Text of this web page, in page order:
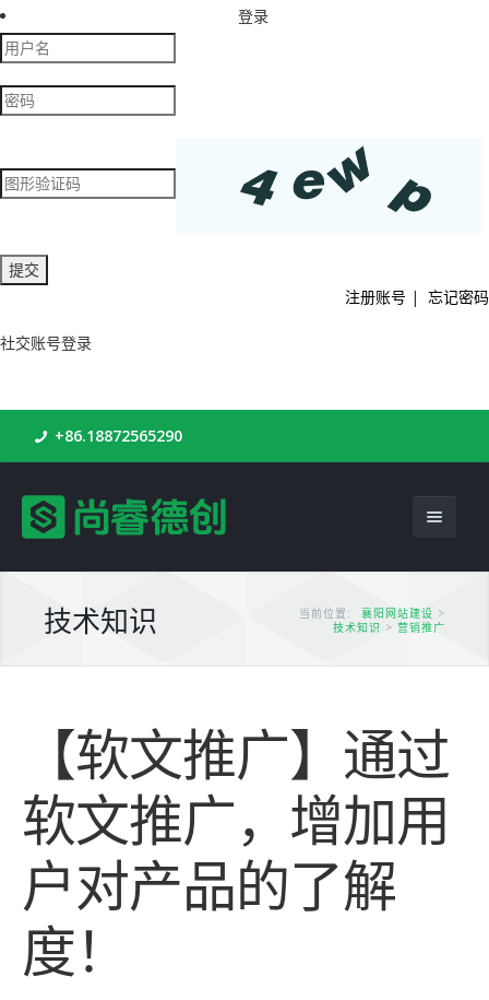
登录
注册账号 | 忘记密码
社交账号登录
+86.18872565290
服务项目
网站建设
平面设计
PSD转HTML
域名主机
模版建站
解决方案
企业网站
商城网站
行业信息网站
政府网站
产品服务
尚睿德创程序
app应用
虚拟主机
网站模板
云模板
小程序模板
推广优化
案例
案例展示
技术知识 当前位置: 襄阳网站建设 >
技术知识 > 营销推广
【软文推广】通过
软文推广，增加用
户对产品的了解
度！